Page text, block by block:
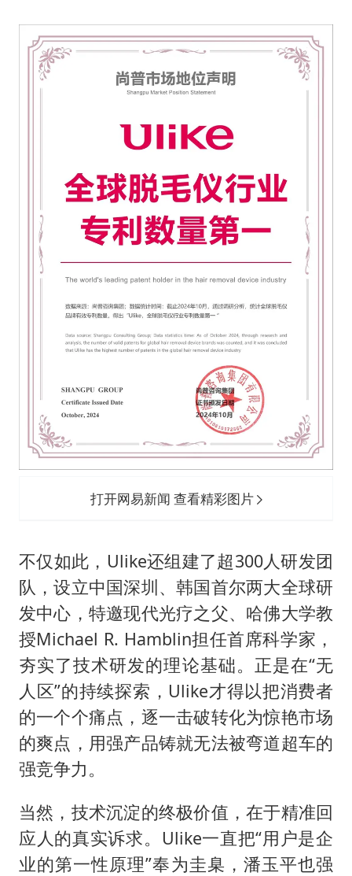
打开网易新闻 查看精彩图片
不仅如此，Ulike还组建了超300人研发团
队，设立中国深圳、韩国首尔两大全球研
发中心，特邀现代光疗之父、哈佛大学教
授Michael R. Hamblin担任首席科学家，
夯实了技术研发的理论基础。正是在“无
人区”的持续探索，Ulike才得以把消费者
的一个个痛点，逐一击破转化为惊艳市场
的爽点，用强产品铸就无法被弯道超车的
强竞争力。
当然，技术沉淀的终极价值，在于精准回
应人的真实诉求。Ulike一直把“用户是企
业的第一性原理”奉为圭臬，潘玉平也强